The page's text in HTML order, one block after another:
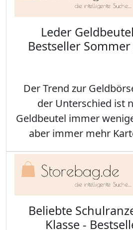
Leder
Bestseller
Der Trend zur
der Unterschied ist
Geldbeutel immer
aber immer mehr
Beliebte
Klasse -